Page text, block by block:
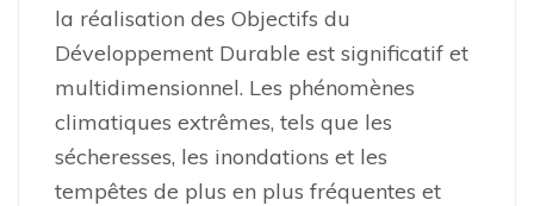
la réalisation des Objectifs du
Développement Durable est significatif et
multidimensionnel. Les phénomènes
climatiques extrêmes, tels que les
sécheresses, les inondations et les
tempêtes de plus en plus fréquentes et